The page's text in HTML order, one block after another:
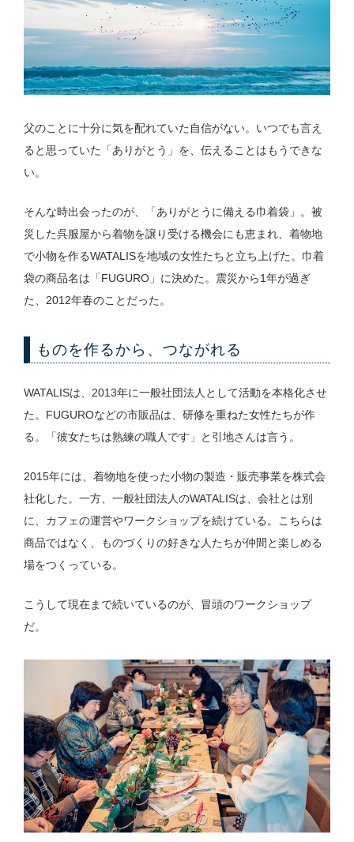
父のことに十分に気を配れていた自信がない。いつでも言え
ると思っていた「ありがとう」を、伝えることはもうできな
い。
そんな時出会ったのが、「ありがとうに備える巾着袋」。被
災した呉服屋から着物を譲り受ける機会にも恵まれ、着物地
で小物を作るWATALISを地域の女性たちと立ち上げた。巾着
袋の商品名は「FUGURO」に決めた。震災から1年が過ぎ
た、2012年春のことだった。
ものを作るから、つながれる
WATALISは、2013年に一般社団法人として活動を本格化させ
た。FUGUROなどの市販品は、研修を重ねた女性たちが作
る。「彼女たちは熟練の職人です」と引地さんは言う。
2015年には、着物地を使った小物の製造・販売事業を株式会
社化した。一方、一般社団法人のWATALISは、会社とは別
に、カフェの運営やワークショップを続けている。こちらは
商品ではなく、ものづくりの好きな人たちが仲間と楽しめる
場をつくっている。
こうして現在まで続いているのが、冒頭のワークショップ
だ。